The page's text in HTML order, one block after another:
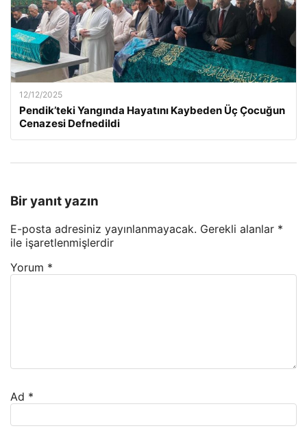
12/12/2025
Pendik’teki Yangında Hayatını Kaybeden Üç Çocuğun
Cenazesi Defnedildi
Bir yanıt yazın
E-posta adresiniz yayınlanmayacak. Gerekli alanlar *
ile işaretlenmişlerdir
Yorum *
Ad *